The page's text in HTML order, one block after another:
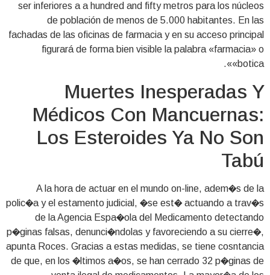
ser inferiores a a hundred and fifty metros para los núcleos
de población de menos de 5.000 habitantes. En las
fachadas de las oficinas de farmacia y en su acceso principal
figurará de forma bien visible la palabra «farmacia» o
«botica».
Muertes Inesperadas Y
Médicos Con Mancuernas:
Los Esteroides Ya No Son
Tabú
A la hora de actuar en el mundo on-line, adem�s de la
polic�a y el estamento judicial, �se est� actuando a trav�s
de la Agencia Espa�ola del Medicamento detectando
p�ginas falsas, denunci�ndolas y favoreciendo a su cierre�,
apunta Roces. Gracias a estas medidas, se tiene cosntancia
de que, en los �ltimos a�os, se han cerrado 32 p�ginas de